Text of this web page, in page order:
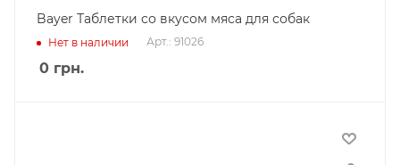
Bayer Таблетки со вкусом мяса для собак
Нет в наличии Арт.: 91026
0 грн.